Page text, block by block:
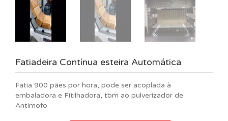
Fatiadeira Contínua esteira Automática
Fatia 900 pães por hora, pode ser acoplada à
embaladora e Fitilhadora, tbm ao pulverizador de
Antimofo